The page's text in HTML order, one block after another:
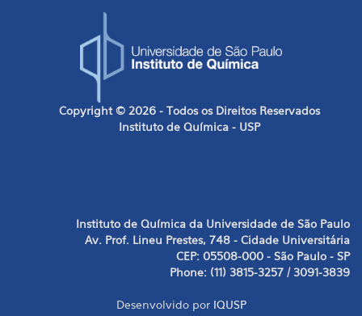
Copyright © 2026 - Todos os Direitos Reservados
Instituto de Química - USP
Instituto de Química da Universidade de São Paulo
Av. Prof. Lineu Prestes, 748 - Cidade Universitária
CEP: 05508-000 - São Paulo - SP
Phone: (11) 3815-3257 / 3091-3839
Desenvolvido por IQUSP